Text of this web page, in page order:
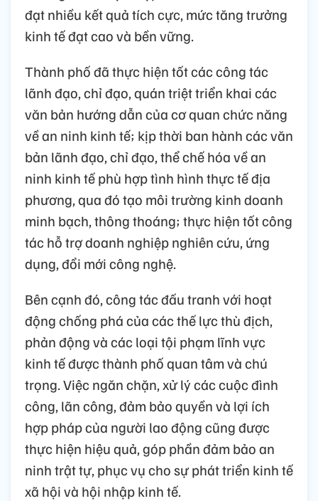
đạt nhiều kết quả tích cực, mức tăng trưởng
kinh tế đạt cao và bền vững.
Thành phố đã thực hiện tốt các công tác
lãnh đạo, chỉ đạo, quán triệt triển khai các
văn bản hướng dẫn của cơ quan chức năng
về an ninh kinh tế; kịp thời ban hành các văn
bản lãnh đạo, chỉ đạo, thể chế hóa về an
ninh kinh tế phù hợp tình hình thực tế địa
phương, qua đó tạo môi trường kinh doanh
minh bạch, thông thoáng; thực hiện tốt công
tác hỗ trợ doanh nghiệp nghiên cứu, ứng
dụng, đổi mới công nghệ.
Bên cạnh đó, công tác đấu tranh với hoạt
động chống phá của các thế lực thù địch,
phản động và các loại tội phạm lĩnh vực
kinh tế được thành phố quan tâm và chú
trọng. Việc ngăn chặn, xử lý các cuộc đình
công, lãn công, đảm bảo quyền và lợi ích
hợp pháp của người lao động cũng được
thực hiện hiệu quả, góp phần đảm bảo an
ninh trật tự, phục vụ cho sự phát triển kinh tế
xã hội và hội nhập kinh tế.